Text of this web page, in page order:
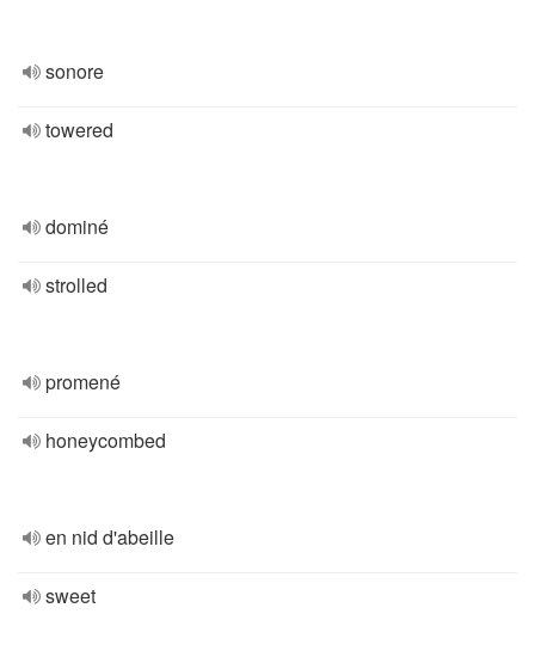
sonore
towered
dominé
strolled
promené
honeycombed
en nid d'abeille
sweet